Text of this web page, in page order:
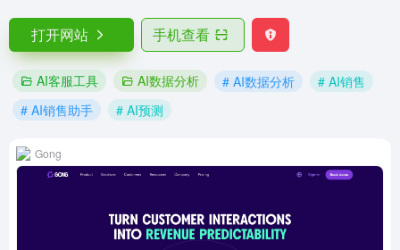
打开网站 手机查看
AI客服工具 AI数据分析 # AI数据分析
# AI销售
# AI销售助手
# AI预测
Gong